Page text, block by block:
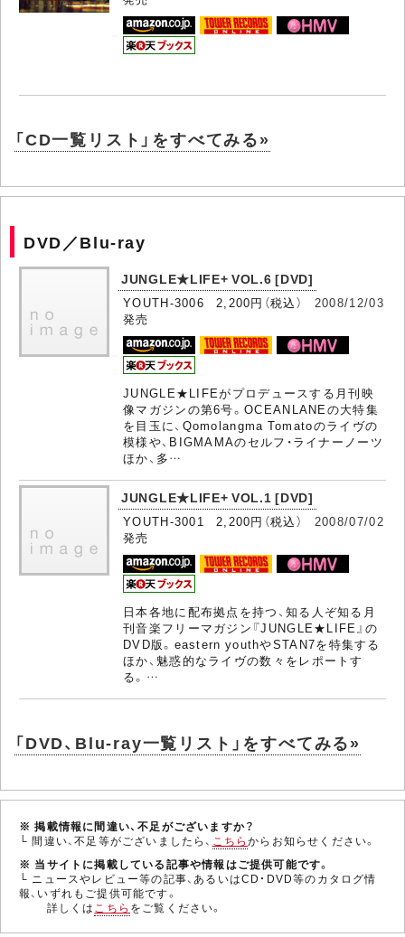
「CD一覧リスト」をすべてみる»
DVD／Blu-ray
JUNGLE★LIFE+ VOL.6 [DVD]
YOUTH-3006 2,200円（税込） 2008/12/03
発売
JUNGLE★LIFEがプロデュースする月刊映
像マガジンの第6号。OCEANLANEの大特集
を目玉に、Qomolangma Tomatoのライヴの
模様や、BIGMAMAのセルフ・ライナーノーツ
ほか、多…
JUNGLE★LIFE+ VOL.1 [DVD]
YOUTH-3001 2,200円（税込） 2008/07/02
発売
日本各地に配布拠点を持つ、知る人ぞ知る月
刊音楽フリーマガジン『JUNGLE★LIFE』の
DVD版。eastern youthやSTAN7を特集する
ほか、魅惑的なライヴの数々をレポートす
る。…
「DVD、Blu-ray一覧リスト」をすべてみる»
※ 掲載情報に間違い、不足がございますか？
└ 間違い、不足等がございましたら、 こちらからお知らせください。
※ 当サイトに掲載している記事や情報はご提供可能です。
└ ニュースやレビュー等の記事、あるいはCD・DVD等のカタログ情
報、いずれもご提供可能です。
詳しくはこちら をご覧ください。